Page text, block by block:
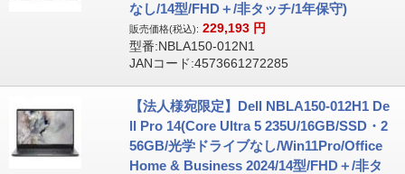
なし/14型/FHD＋/非タッチ/1年保守)
販売価格(税込): 229,193 円
型番:NBLA150-012N1
JANコード:4573661272285
【法人様宛限定】Dell NBLA150-012H1 De
ll Pro 14(Core Ultra 5 235U/16GB/SSD・2
56GB/光学ドライブなし/Win11Pro/Office
Home & Business 2024/14型/FHD＋/非タ